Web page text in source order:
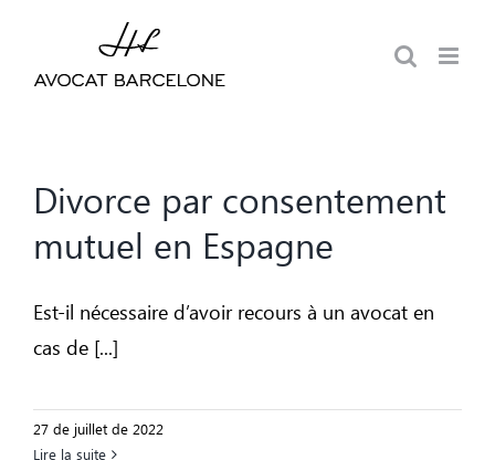
contenu
Divorce par consentement
mutuel en Espagne
Est-il nécessaire d’avoir recours à un avocat en
cas de [...]
27 de juillet de 2022
Lire la suite